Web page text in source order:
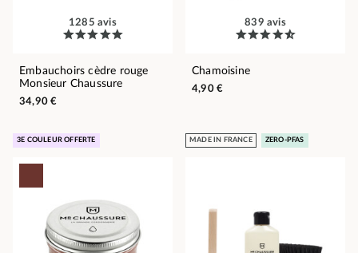
1285 avis
Embauchoirs cèdre rouge
Monsieur Chaussure
34,90 €
839 avis
Chamoisine
4,90 €
3E COULEUR OFFERTE MADE IN FRANCE ZERO-PFAS